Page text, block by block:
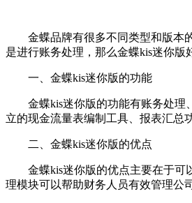
金蝶品牌有很多不同类型和版本的
是进行账务处理，那么金蝶kis迷你版
一、金蝶kis迷你版的功能
金蝶kis迷你版的功能有账务处理、
立的现金流量表编制工具、报表汇总
二、金蝶kis迷你版的优点
金蝶kis迷你版的优点主要在于可以
理模块可以帮助财务人员有效管理公